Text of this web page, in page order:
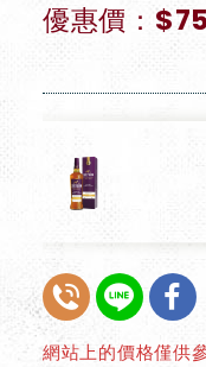
優惠價：
網站上的價格僅供